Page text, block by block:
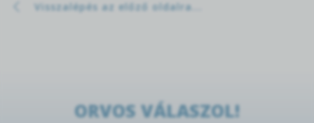
Visszalépés az előző oldalra...
ORVOS VÁLASZOL!